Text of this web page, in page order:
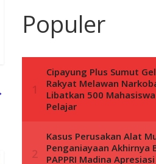
Populer